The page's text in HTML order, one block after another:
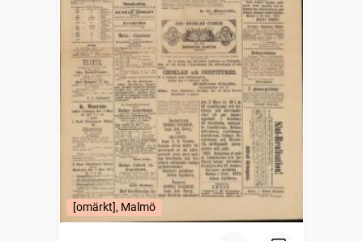
[omärkt], Malmö